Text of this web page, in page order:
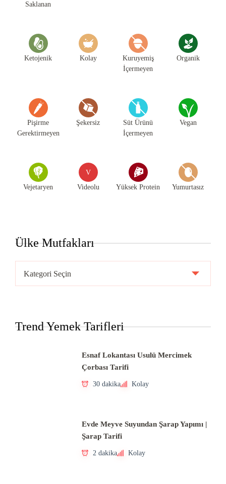
Saklanan
Ketojenik Kolay
Kuruyemiş
İçermeyen
Organik
Pişirme
Gerektirmeyen
Şekersiz
Süt Ürünü
İçermeyen
Vegan
Vejetaryen
V
Videolu Yüksek Protein Yumurtasız
Ülke Mutfakları
Mutfakları
Trend Yemek Tarifleri
Esnaf Lokantası Usulü Mercimek
Çorbası Tarifi
30 dakika Kolay
Evde Meyve Suyundan Şarap Yapımı |
Şarap Tarifi
2 dakika Kolay